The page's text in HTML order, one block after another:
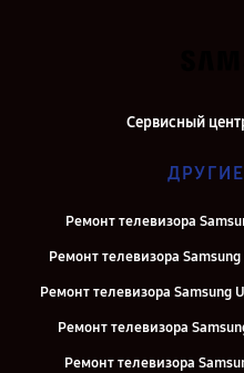
Сервисный
Ремонт телевизора
Ремонт телевизора
Ремонт телевизора Samsung
Ремонт телевизора
Ремонт телевизора